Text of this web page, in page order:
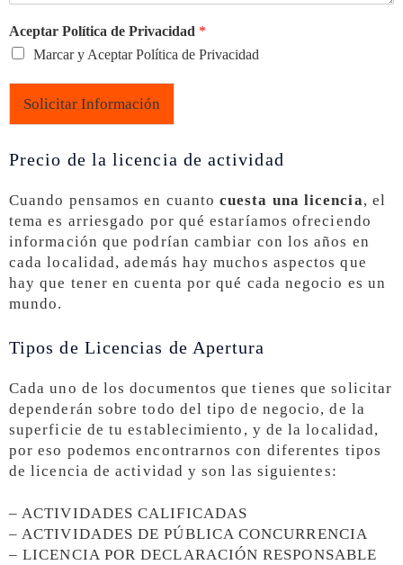
Aceptar Política de Privacidad *
Marcar y Aceptar Política de Privacidad
Solicitar Información
Precio de la licencia de actividad
Cuando pensamos en cuantocuesta una licencia, el
tema es arriesgado por qué estaríamos ofreciendo
información que podrían cambiar con los años en
cada localidad, además hay muchos aspectos que
hay que tener en cuenta por qué cada negocio es un
mundo.
Tipos de Licencias de Apertura
Cada uno de los documentos que tienes que solicitar
dependerán sobre todo del tipo de negocio, de la
superficie de tu establecimiento, y de la localidad,
por eso podemos encontrarnos con diferentes tipos
de licencia de actividad y son las siguientes:
– ACTIVIDADES CALIFICADAS
– ACTIVIDADES DE PÚBLICA CONCURRENCIA
– LICENCIA POR DECLARACIÓN RESPONSABLE